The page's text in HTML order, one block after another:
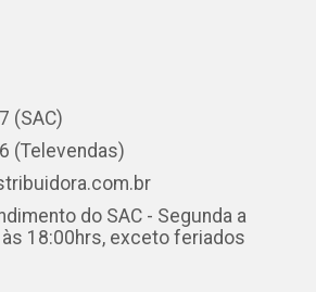
(SAC)
(Televendas)
do SAC - Segunda a
18:00hrs, exceto feriados